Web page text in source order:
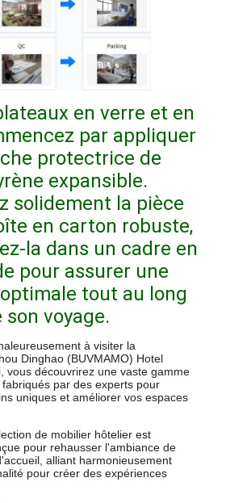
en verre et en
par appliquer
protectrice de
expansible.
solidement la pièce
en carton robuste,
la dans un cadre en
pour assurer une
tout au long
son voyage.
à visiter la
Dinghao (BUVMAMO) Hotel
vous découvrirez une vaste gamme
par des experts pour
uniques et améliorer vos espaces
de mobilier hôtelier est
pour rehausser l'ambiance de
alliant harmonieusement
pour créer des expériences